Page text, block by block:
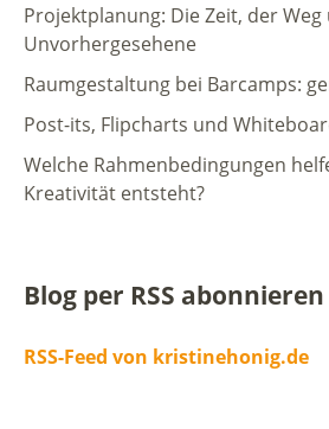
Projektplanung: Die Zeit, der Weg
Unvorhergesehene
Raumgestaltung bei Barcamps:
Post-its, Flipcharts und
Welche Rahmenbedingungen
Kreativität entsteht?
Blog per RSS abonnieren
RSS-Feed von kristinehonig.de